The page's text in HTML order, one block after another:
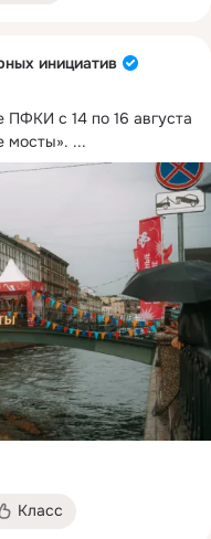
инициатив
ПФКИ с 14 по 16 августа
мосты». ...
Класс